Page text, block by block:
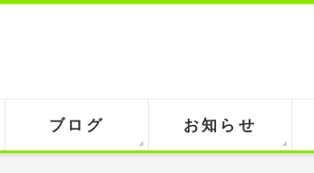
ブログ お知らせ